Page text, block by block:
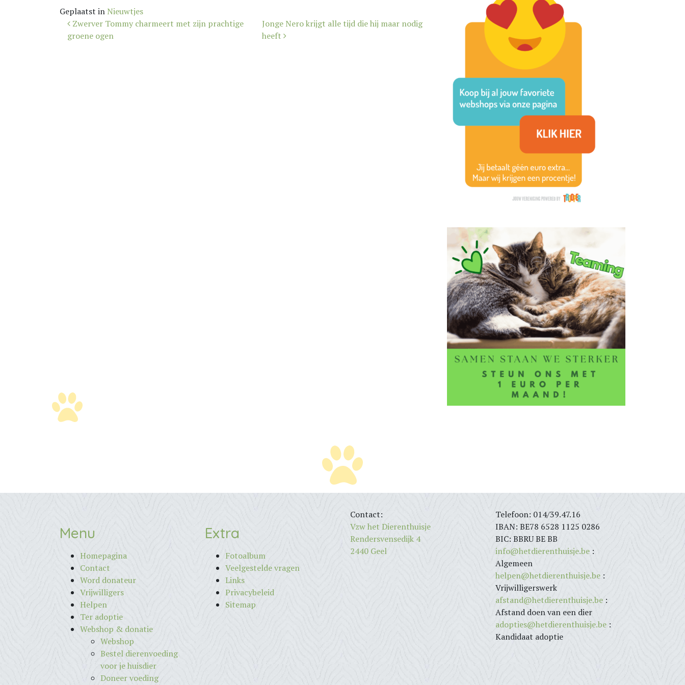
Geplaatst in Nieuwtjes
Bericht
Zwerver Tommy charmeert met zijn prachtige
groene ogen
Jonge Nero krijgt alle tijd die hij maar nodig
heeft
Menu
Homepagina
Contact
Word donateur
Vrijwilligers
Helpen
Ter adoptie
Webshop & donatie
Webshop
Bestel dierenvoeding
voor je huisdier
Doneer voeding
Extra
Fotoalbum
Veelgestelde vragen
Links
Privacybeleid
Sitemap
Contact:
Vzw het Dierenthuisje
Rendersvensedijk 4
2440 Geel
Telefoon: 014/39.47.16
IBAN: BE78 6528 1125 0286
BIC: BBRU BE BB
info@hetdierenthuisje.be :
Algemeen
helpen@hetdierenthuisje.be :
Vrijwilligerswerk
afstand@hetdierenthuisje.be :
Afstand doen van een dier
adopties@hetdierenthuisje.be :
Kandidaat adoptie